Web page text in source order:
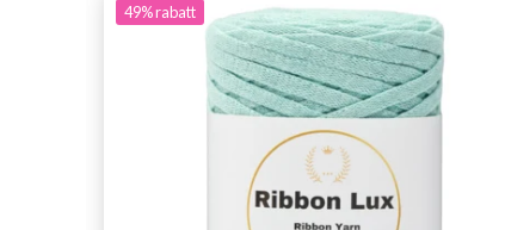
49%rabatt